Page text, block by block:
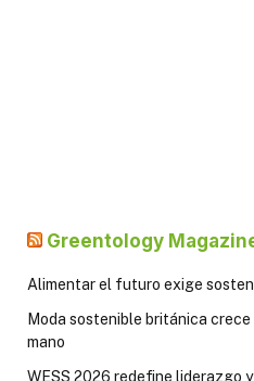
Greentology
Alimentar el futuro exige
Moda sostenible británica
mano
WESS 2026 redefine liderazgo